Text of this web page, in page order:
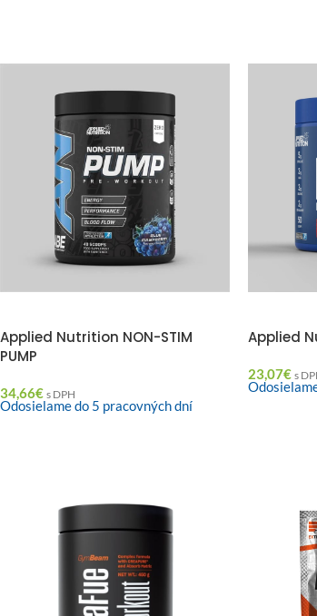
Applied Nutrition NON-STIM
PUMP
34,66€ s DPH
Odosielame do 5 pracovných dní
Applied
23,07€ s